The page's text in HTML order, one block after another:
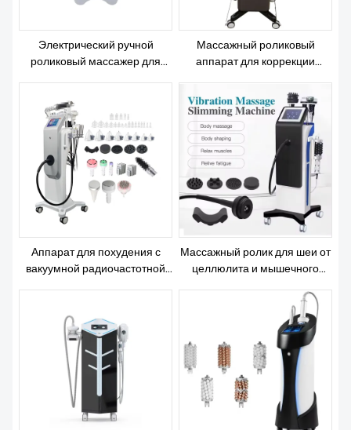
Электрический ручной
роликовый массажер для
Массажный роликовый
аппарат для коррекции
целлюлита и жира.
Аппарат для похудения с
вакуумной радиочастотной
Массажный ролик для шеи от
целлюлита и мышечного